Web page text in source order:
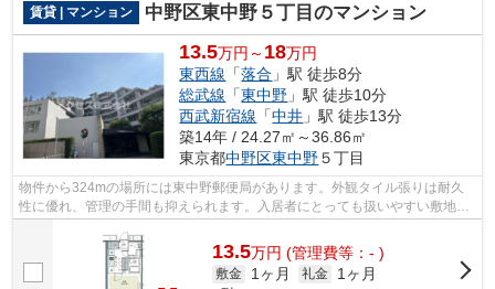
賃貸 | マンション 中野区東中野５丁目のマンション
13.5万円～ 18万円
東西線 「落合 」駅 徒歩8分
総武線 「東中野 」駅 徒歩10分
西武新宿線 「中井 」駅 徒歩13分
築14年 / 24.27㎡～36.86㎡
東京都中野区東中野５丁目
物件から324mの場所には東中野郵便局があります。外観タイル張りは耐久
性に優れ、管理の手間も抑えられます。入居者にとっても扱いやすい敷地内
13.5万円 (管理費等：- )
敷金 1ヶ月 礼金
1ヶ月